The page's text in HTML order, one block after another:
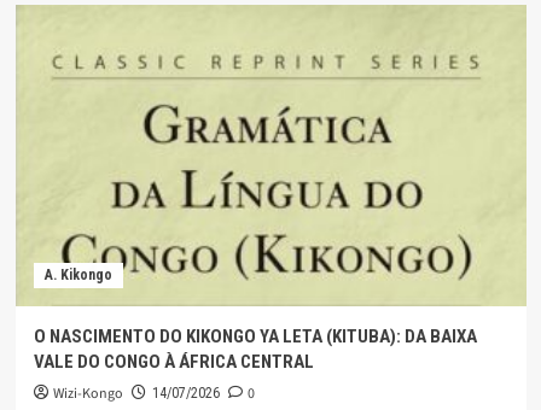
A. Kikongo
O NASCIMENTO DO KIKONGO YA LETA (KITUBA): DA BAIXA
VALE DO CONGO À ÁFRICA CENTRAL
Wizi-Kongo 14/07/2026 0